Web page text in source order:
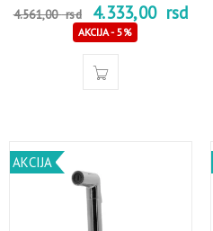
4.561,00rsd 4.333,00 rsd
AKCIJA - 5%
AKCIJA